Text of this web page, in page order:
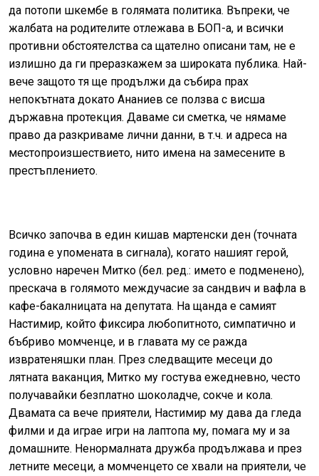
да потопи шкембе в голямата политика. Въпреки, че
жалбата на родителите отлежава в БОП-а, и всички
противни обстоятелства са щателно описани там, не е
излишно да ги преразкажем за широката публика. Най-
вече защото тя ще продължи да събира прах
непокътната докато Ананиев се ползва с висша
държавна протекция. Даваме си сметка, че нямаме
право да разкриваме лични данни, в т.ч. и адреса на
местопроизшествието, нито имена на замесените в
престъплението.
Всичко започва в един кишав мартенски ден (точната
година е упомената в сигнала), когато нашият герой,
условно наречен Митко (бел. ред.: името е подменено),
прескача в голямото междучасие за сандвич и вафла в
кафе-бакалницата на депутата. На щанда е самият
Настимир, който фиксира любопитното, симпатично и
бъбриво момченце, и в главата му се ражда
извратеняшки план. През следващите месеци до
лятната ваканция, Митко му гостува ежедневно, често
получавайки безплатно шоколадче, сокче и кола.
Двамата са вече приятели, Настимир му дава да гледа
филми и да играе игри на лаптопа му, помага му и за
домашните. Ненормалната дружба продължава и през
летните месеци, а момченцето се хвали на приятели, че